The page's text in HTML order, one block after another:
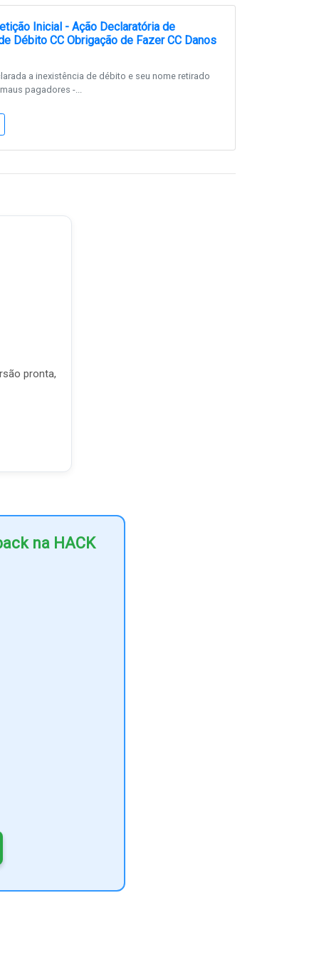
Inicial - Ação Declaratória de
Débito CC Obrigação de Fazer CC Danos
a inexistência de débito e seu nome retirado
pagadores -...
pronta,
na HACK